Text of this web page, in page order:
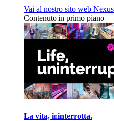
Vai al nostro sito web Nexus
Contenuto in primo piano
La vita, ininterrotta.